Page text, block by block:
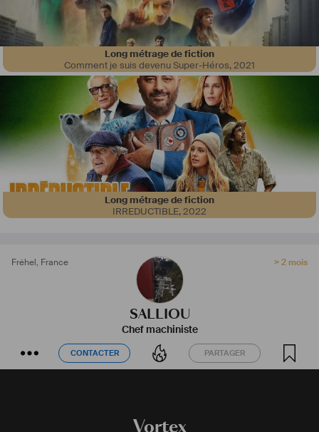
Long métrage de fiction
Comment je suis devenu Super-Héros,2021
Long métrage de fiction
IRREDUCTIBLE,2022
Fréhel, France > 2 mois
SALLIOU
Chef machiniste
CONTACTER PARTAGER
CONTACTER PARTAGER